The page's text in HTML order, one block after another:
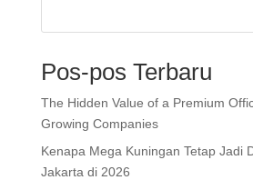
Pos-pos Terbaru
The Hidden Value of a Premium
Growing Companies
Kenapa Mega Kuningan Tetap Jadi
Jakarta di 2026